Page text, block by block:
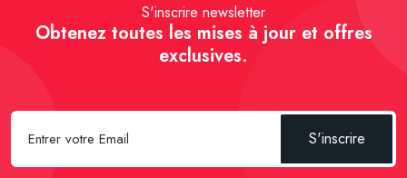
S'inscrire newsletter
Obtenez toutes les mises à jour et offres
exclusives.
S'inscrire